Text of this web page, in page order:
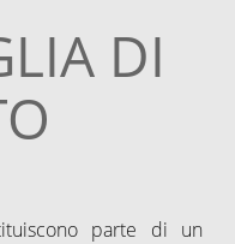
DI
parte di un